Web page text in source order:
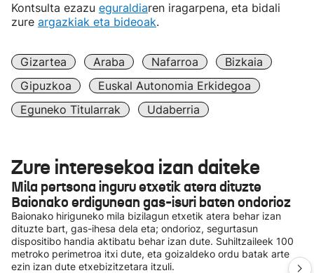
Kontsulta ezazu eguraldiaren iragarpena, eta bidali
zure argazkiak eta bideoak.
Gizartea Araba Nafarroa
Bizkaia
Gipuzkoa
Euskal Autonomia Erkidegoa
Eguneko Titularrak
Udaberria
Zure interesekoa izan daiteke
Mila pertsona inguru etxetik atera dituzte
Baionako erdigunean gas-isuri baten ondorioz
Baionako hiriguneko mila bizilagun etxetik atera behar izan
dituzte bart, gas-ihesa dela eta; ondorioz, segurtasun
dispositibo handia aktibatu behar izan dute. Suhiltzaileek 100
metroko perimetroa itxi dute, eta goizaldeko ordu batak arte
ezin izan dute etxebizitzetara itzuli.